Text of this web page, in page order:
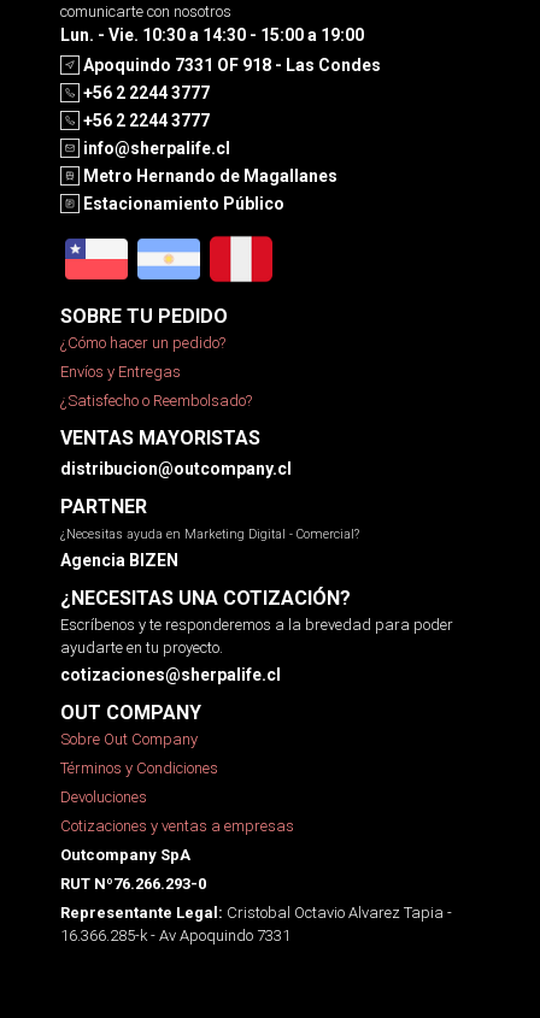
comunicarte con nosotros
Lun. - Vie. 10:30 a 14:30 - 15:00 a 19:00
Apoquindo 7331 OF 918 - Las Condes
+56 2 2244 3777
+56 2 2244 3777
info@sherpalife.cl
Metro Hernando de Magallanes
Estacionamiento Público
SOBRE TU PEDIDO
¿Cómo hacer un pedido?
Envíos y Entregas
¿Satisfecho o Reembolsado?
VENTAS MAYORISTAS
distribucion@outcompany.cl
PARTNER
¿Necesitas ayuda en Marketing Digital - Comercial?
Agencia BIZEN
¿NECESITAS UNA COTIZACIÓN?
Escríbenos y te responderemos a la brevedad para poder
ayudarte en tu proyecto.
cotizaciones@sherpalife.cl
OUT COMPANY
Sobre Out Company
Términos y Condiciones
Devoluciones
Cotizaciones y ventas a empresas
Outcompany SpA
RUT Nº76.266.293-0
Representante Legal: Cristobal Octavio Alvarez Tapia -
16.366.285-k - Av Apoquindo 7331